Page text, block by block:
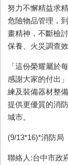
努力不懈精益求
危險物品管理，
畫精神，不斷檢
保養、火災調查
「這份榮耀屬於
感謝大家的付出
練及裝備器材整
提供更優質的消
城市。
(9/13*16)*消防局
聯絡人:台中市政